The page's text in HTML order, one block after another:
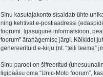
Sinu kasutajakonto sisaldab ühte
ning kehtivat e-postiaadressi
foorumi. Igasugune informatsioon,
foorum” äranägemise järgi. Kõikidel
genereerituid e-kirju (nt. “telli teema”
Sinu parool on šifreeritud
ligipääsu oma “Unic-Moto foorum”,